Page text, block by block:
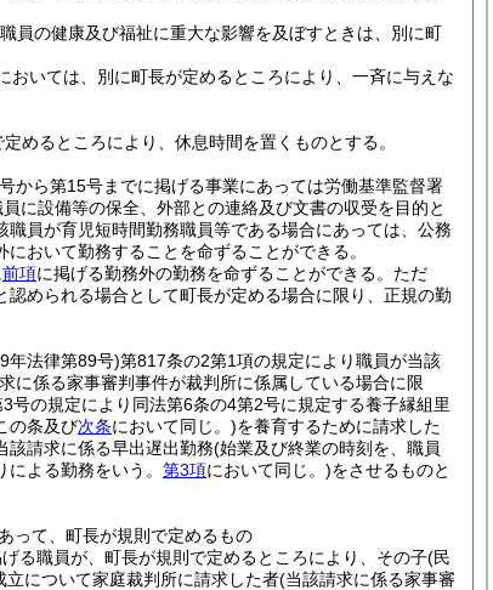
員の健康及び福祉に重大な影響を及ぼすときは、別に町
おいては、別に町長が定めるところにより、一斉に与えな
めるところにより、休息時間を置くものとする。
から第15号までに掲げる事業にあっては労働基準監督署
に設備等の保全、外部との連絡及び文書の収受を目的と
職員が育児短時間勤務職員等である場合にあっては、公務
おいて勤務することを命ずることができる。
前項に掲げる勤務外の勤務を命ずることができる。 ただ
められる場合として町長が定める場合に限り、正規の勤
年法律第89号)第817条の2第1項の規定により職員が当該
に係る家事審判事件が裁判所に係属している場合に限
号の規定により同法第6条の4第2号に規定する養子縁組里
の条及び次条において同じ。)を養育するために請求した
該請求に係る早出遅出勤務(始業及び終業の時刻を、職員
よる勤務をいう。 第3項において同じ。)をさせるものと
って、町長が規則で定めるもの
る職員が、町長が規則で定めるところにより、その子(民
について家庭裁判所に請求した者(当該請求に係る家事審